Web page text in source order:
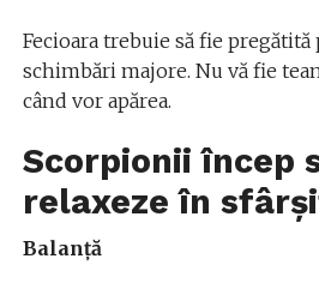
Fecioara trebuie să fie
schimbări majore. Nu vă fie
când vor apărea.
Scorpionii încep
relaxeze în
Balanță